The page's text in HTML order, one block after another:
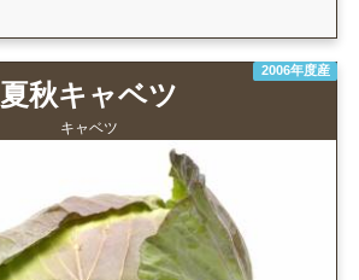
2006年度産
夏秋キャベツ
キャベツ